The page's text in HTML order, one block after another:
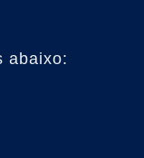
abaixo: